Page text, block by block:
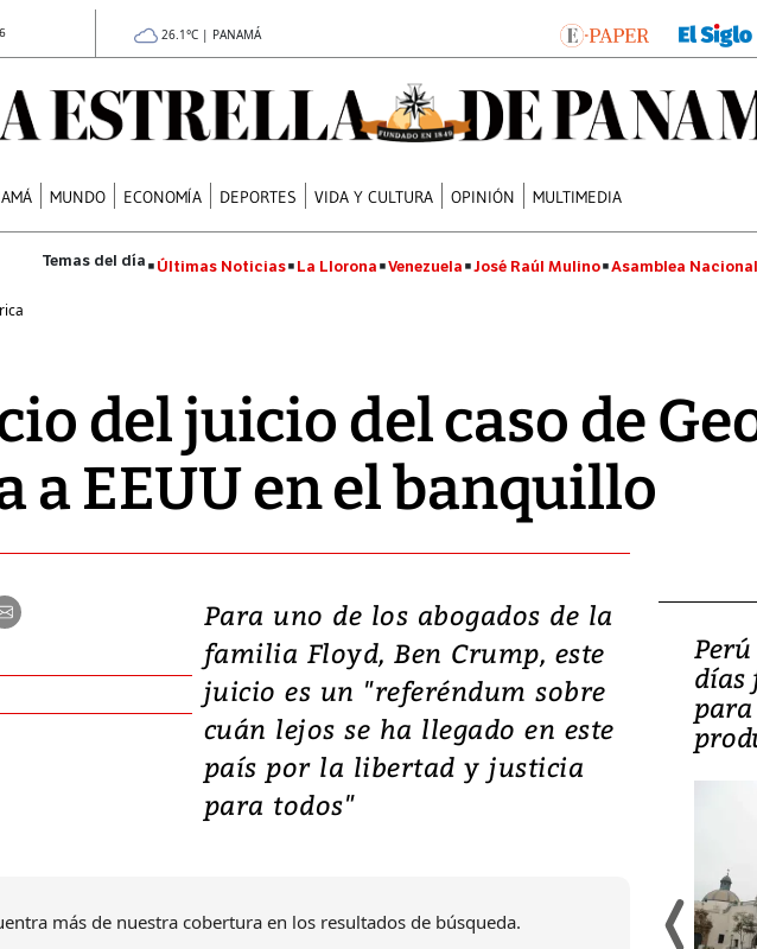
26.1°C | PANAMÁ
MUNDO ECONOMÍA DEPORTES VIDA Y CULTURA OPINIÓN MULTIMEDIA
Últimas Noticias La Llorona Venezuela José Raúl Mulino Asamblea Nacional
del juicio del caso de
a EEUU en el banquillo
Para uno de los abogados de la
familia Floyd, Ben Crump, este
juicio es un "referéndum sobre
cuán lejos se ha llegado en este
país por la libertad y justicia
para todos"
más de nuestra cobertura en los resultados de búsqueda.
Video: Lula lanza su
candidatura con
promesas de inversión
en defensa, educación y
tierras raras
días